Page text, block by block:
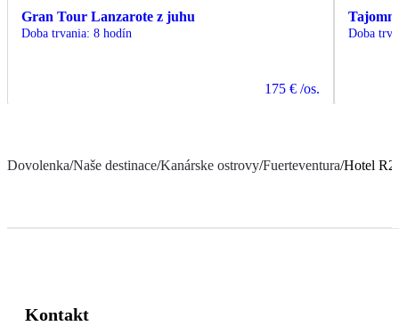
Gran Tour Lanzarote z juhu
Doba trvania: 8 hodín
175 € /os.
Doba
Dovolenka/Naše destinace/Kanárske ostrovy/Fuerteventura/Hotel R2
Kontakt